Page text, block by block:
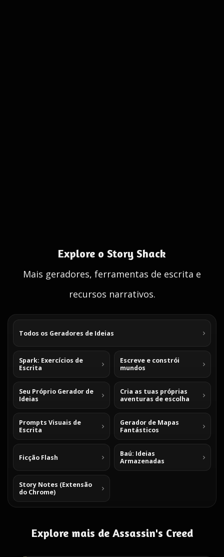
Explore o Story Shack
Mais geradores, ferramentas de escrita e
recursos narrativos.
Todos os Geradores de Ideias
Spark: Exercícios de
Escrita
Escreve e constrói
mundos
Seu Próprio Gerador de
Ideias
Cria as tuas próprias
aventuras de escolha
Prompts Visuais de
Escrita
Gerador de Mapas
Fantásticos
Ficção Flash
Baú: Ideias
Armazenadas
Story Notes (Extensão
do Chrome)
Explore mais de Assassin's Creed